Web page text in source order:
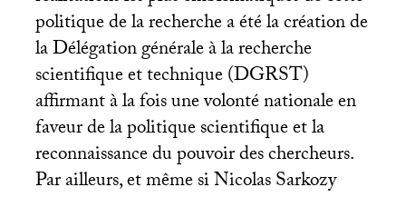
politique de la recherche a été la création de
la Délégation générale à la recherche
scientifique et technique (DGRST)
affirmant à la fois une volonté nationale en
faveur de la politique scientifique et la
reconnaissance du pouvoir des chercheurs.
Par ailleurs, et même si Nicolas Sarkozy